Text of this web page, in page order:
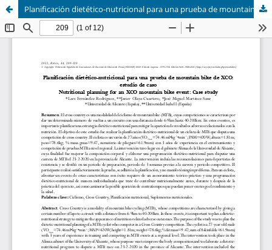
Planificación dietético-nutricional para una prueba de mountain bike de XCO: estudio de caso (Nutritional planning for an XCO mountain bike event: Case study)